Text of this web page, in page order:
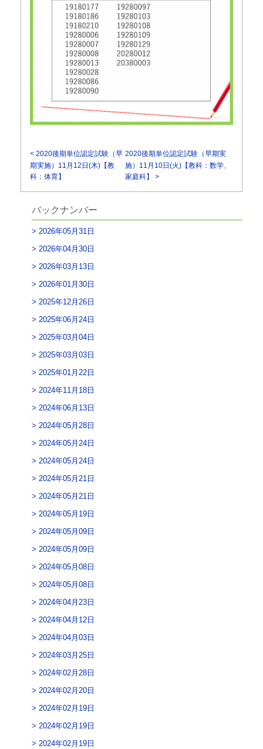
< 2020後期単位認定試験（早
期実施）11月12日(木)【教
科：体育】
2020後期単位認定試験（早期実
施）11月10日(火)【教科：数学、
家庭科】 >
バックナンバー
2026年05月31日
2026年04月30日
2026年03月13日
2026年01月30日
2025年12月26日
2025年06月24日
2025年03月04日
2025年03月03日
2025年01月22日
2024年11月18日
2024年06月13日
2024年05月28日
2024年05月24日
2024年05月24日
2024年05月21日
2024年05月21日
2024年05月19日
2024年05月09日
2024年05月09日
2024年05月08日
2024年05月08日
2024年04月23日
2024年04月12日
2024年04月03日
2024年03月25日
2024年02月28日
2024年02月20日
2024年02月19日
2024年02月19日
2024年02月19日